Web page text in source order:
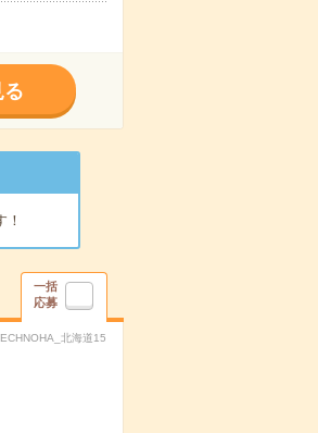
！
一括
応募
北海道15